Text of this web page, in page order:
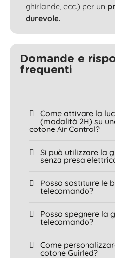
ghirlande, ecc.) per un
durevole.
Domande e
frequenti
Come attivare la
(modalità 2H) su
cotone Air Control?
Si può utilizzare la
senza presa
Posso sostituire le
telecomando?
Posso spegnere la
telecomando?
Come
cotone Guirled?